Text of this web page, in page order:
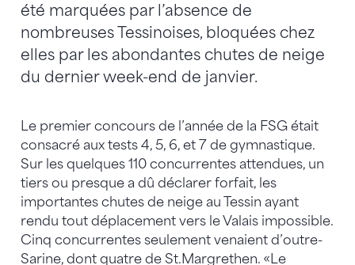
été marquées par l’absence de
nombreuses Tessinoises, bloquées chez
elles par les abondantes chutes de neige
du dernier week-end de janvier.
Le premier concours de l’année de la FSG était
consacré aux tests 4, 5, 6, et 7 de gymnastique.
Sur les quelques 110 concurrentes attendues, un
tiers ou presque a dû déclarer forfait, les
importantes chutes de neige au Tessin ayant
rendu tout déplacement vers le Valais impossible.
Cinq concurrentes seulement venaient d’outre-
Sarine, dont quatre de St.Margrethen. «Le